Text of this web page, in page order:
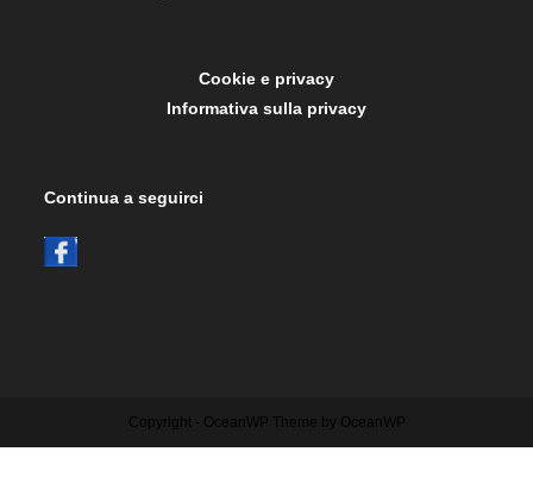
Cookie e privacy
Informativa sulla privacy
Continua a seguirci
Copyright - OceanWP Theme by OceanWP